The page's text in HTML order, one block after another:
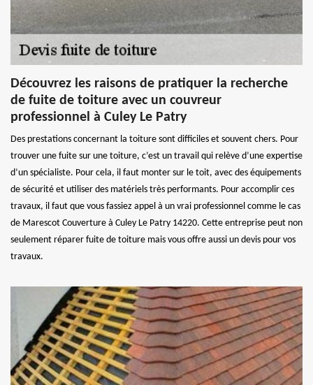
Découvrez les raisons de pratiquer la recherche
de fuite de toiture avec un couvreur
professionnel à Culey Le Patry
Des prestations concernant la toiture sont difficiles et souvent chers. Pour
trouver une fuite sur une toiture, c’est un travail qui relève d’une expertise
d’un spécialiste. Pour cela, il faut monter sur le toit, avec des équipements
de sécurité et utiliser des matériels très performants. Pour accomplir ces
travaux, il faut que vous fassiez appel à un vrai professionnel comme le cas
de Marescot Couverture à Culey Le Patry 14220. Cette entreprise peut non
seulement réparer fuite de toiture mais vous offre aussi un devis pour vos
travaux.